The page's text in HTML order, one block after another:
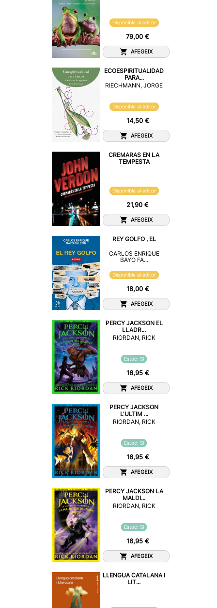
Disponible al editor
79,00 €
AFEGEIX
ECOESPIRITUALIDAD
PARA...
RIECHMANN, JORGE
Disponible al editor
14,50 €
AFEGEIX
CREMARAS EN LA
TEMPESTA
Disponible al editor
21,90 €
AFEGEIX
REY GOLFO , EL
CARLOS ENRIQUE
BAYO FA...
Disponible al editor
18,00 €
AFEGEIX
PERCY JACKSON EL
LLADR...
RIORDAN, RICK
Estoc: Sí
16,95 €
AFEGEIX
PERCY JACKSON
L'ULTIM ...
RIORDAN, RICK
Estoc: Sí
16,95 €
AFEGEIX
PERCY JACKSON LA
MALDI...
RIORDAN, RICK
Estoc: Sí
16,95 €
AFEGEIX
LLENGUA CATALANA I
LIT...